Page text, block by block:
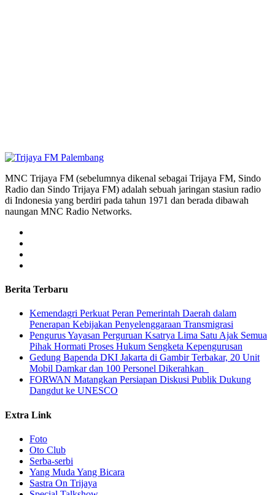
MNC Trijaya FM (sebelumnya dikenal sebagai Trijaya FM, Sindo
Radio dan Sindo Trijaya FM) adalah sebuah jaringan stasiun radio
di Indonesia yang berdiri pada tahun 1971 dan berada dibawah
naungan MNC Radio Networks.
Berita Terbaru
Kemendagri Perkuat Peran Pemerintah Daerah dalam
Penerapan Kebijakan Penyelenggaraan Transmigrasi
Pengurus Yayasan Perguruan Ksatrya Lima Satu Ajak Semua
Pihak Hormati Proses Hukum Sengketa Kepengurusan
Gedung Bapenda DKI Jakarta di Gambir Terbakar, 20 Unit
Mobil Damkar dan 100 Personel Dikerahkan
FORWAN Matangkan Persiapan Diskusi Publik Dukung
Dangdut ke UNESCO
Extra Link
Foto
Oto Club
Serba-serbi
Yang Muda Yang Bicara
Sastra On Trijaya